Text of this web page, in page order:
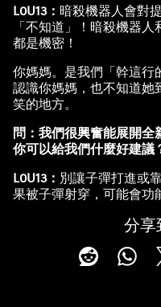
L0U13： 暗殺機器人會對
「不知道」！暗殺機器
都是機密！
你媽媽。是我們「幹這行
認識你媽媽，也不知道她
笑的地方。
問：我們很興奮能展開全
你可以給我們什麼好建議
L0U13： 別讓子彈打進或
果被子彈射穿，可能會功
分享